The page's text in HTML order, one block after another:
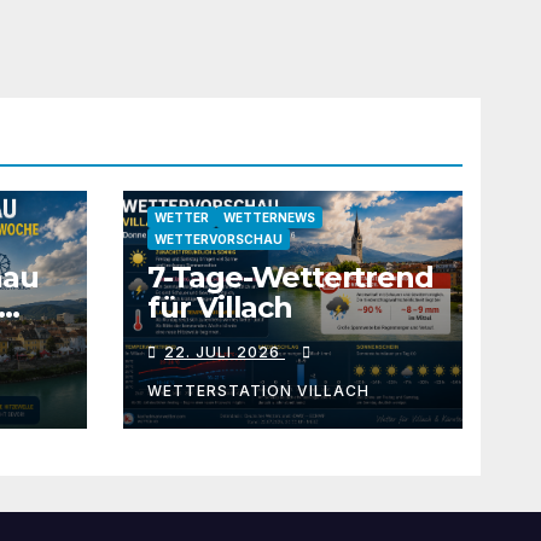
WETTER
WETTERNEWS
WETTERVORSCHAU
7-Tage-Wettertrend
für Villach
22. JULI 2026
WETTERSTATION VILLACH